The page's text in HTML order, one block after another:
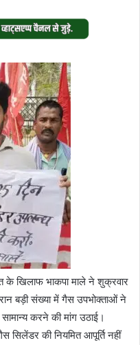
के खिलाफ भाकपा माले ने शुक्रवार
बड़ी संख्या में गैस उपभोक्ताओं ने
करने की मांग उठाई।
सिलेंडर की नियमित आपूर्ति नहीं